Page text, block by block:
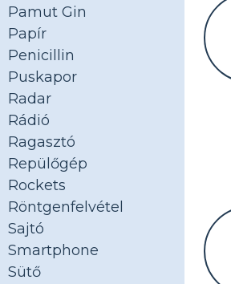
Pamut Gin
Papír
Penicillin
Puskapor
Radar
Rádió
Ragasztó
Repülőgép
Rockets
Röntgenfelvétel
Sajtó
Smartphone
Sütő